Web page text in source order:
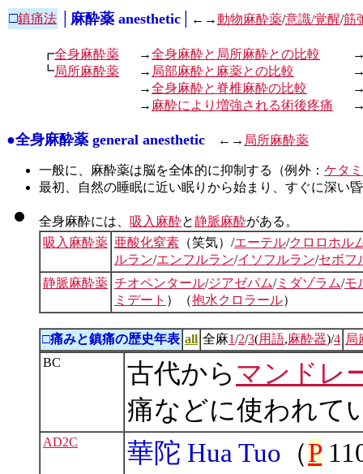
□鎮痛法 │麻酔薬 anesthetic│ ←→動物麻酔薬/意識/覚醒/筋
┏全身麻酔薬
┗局所麻酔薬
→全身麻酔と局所麻酔との比較
→ 局部麻酔と麻薬との比較
→全身麻酔と脊椎麻酔の比較
→ 麻酔により増強される術後疼痛
●全身麻酔薬 general anesthetic ←→ 局所麻酔薬
一般に、麻酔薬は脳を全体的に抑制する（例外： ケタ
最初、自然の睡眠に近い眠りから始まり、すぐに深い
全身麻酔には、 吸入麻酔と静脈麻酔がある。
吸入麻酔薬 亜酸化窒素 （笑気）/エーテル/クロロホル
ルラン/エンフルラン/イソフルラン/セボフ
静脈麻酔薬 チオペンタール/ジアゼパム/ミダゾラム/モ
ミデート ）（抱水クロラール）
□痛みと鎮痛の歴史年表 all 全麻1/2/3(用語,麻酔器)/4 局
BC
古代から マンドレ
痛などに使われて
AD2C 華陀 Hua Tuo （P